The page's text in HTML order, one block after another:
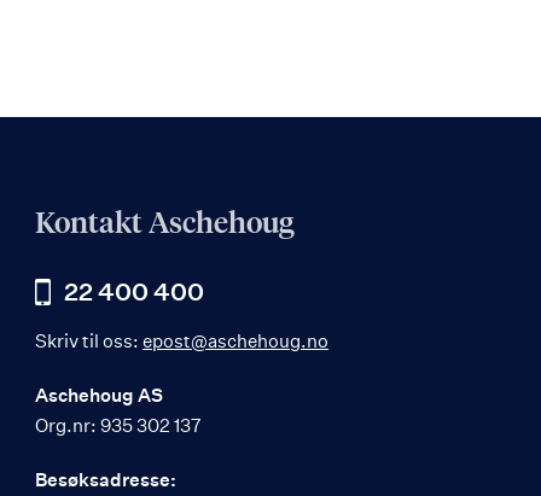
Kontakt Aschehoug
22 400 400
Skriv til oss: epost@aschehoug.no
Aschehoug AS
Org.nr: 935 302 137
Besøksadresse: